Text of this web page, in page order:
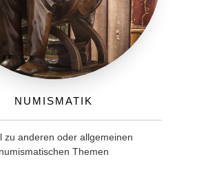
Numismatik
zu anderen oder allgemeinen
numismatischen Themen